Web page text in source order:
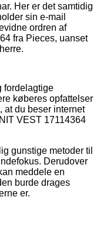
Her er det samtidig
sin e-mail
ordren af
fra Pieces, uanset
fordelagtige
køberes opfattelser
at du beser internet
VEST 17114364
gunstige metoder til
Derudover
meddele en
burde drages
er.